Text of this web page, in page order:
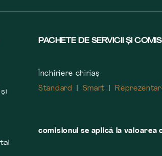
PACHETE DE SERVICII ȘI
Închiriere chiriaș
Standard
Smart
comisionul se aplică la